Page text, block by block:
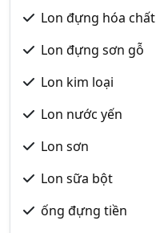
Lon đựng hóa chất
Lon đựng sơn gỗ
Lon kim loại
Lon nước yến
Lon sơn
Lon sữa bột
ống đựng tiền